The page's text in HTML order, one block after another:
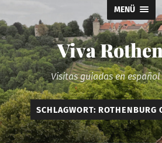
MENÜ
Viva
Visitas guiadas en
SCHLAGWORT: ROTHENBURG